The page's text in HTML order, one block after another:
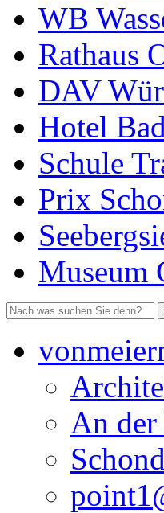
WB
Rathaus
DAV
Hotel
Schule
Prix
Museum
An